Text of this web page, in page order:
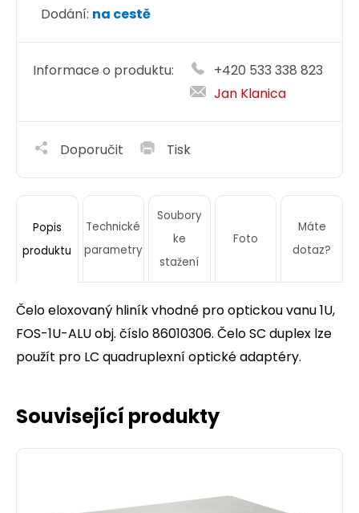
Dodání: na cestě
Informace o produktu:
+420 533 338 823
Jan Klanica
Doporučit Tisk
Popis
produktu
Technické
parametry
Soubory
ke
stažení
Foto
Máte
dotaz?
Čelo eloxovaný hliník vhodné pro optickou vanu 1U,
FOS-1U-ALU obj. číslo 86010306. Čelo SC duplex lze
použít pro LC quadruplexní optické adaptéry.
Související produkty